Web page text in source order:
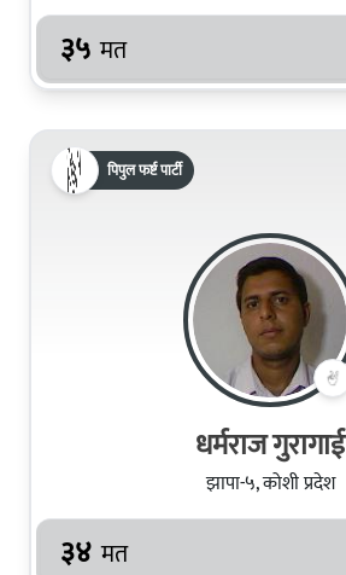
३५ मत
पिपुल फर्ष्ट पार्टी
धर्मराज गुरागाई
झापा-५, कोशी प्रदेश
३४ मत